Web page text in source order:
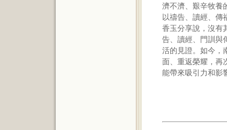
濟不濟、艱辛牧養
以禱告、讀經、傳
香玉分享說，沒有
告、讀經、門訓與
活的見證。如今，
面、重返榮耀，再
能帶來吸引力和影